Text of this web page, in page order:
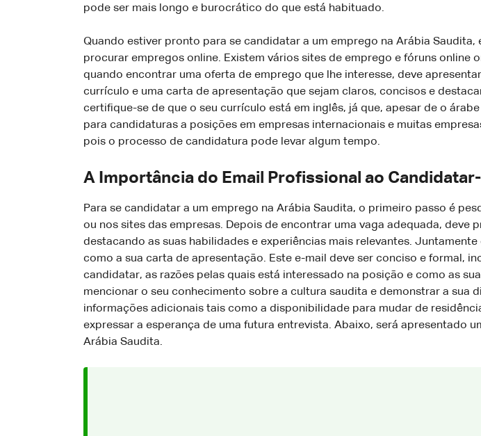
pode ser mais longo e burocrático do que está habituado.
Quando estiver pronto para se candidatar a um emprego na Arábia
procurar empregos online. Existem vários sites de emprego e fóruns
quando encontrar uma oferta de emprego que lhe interesse, deve
currículo e uma carta de apresentação que sejam claros, concisos e
certifique-se de que o seu currículo está em inglês, já que, apesar de o
para candidaturas a posições em empresas internacionais e muitas
pois o processo de candidatura pode levar algum tempo.
A Importância do Email Profissional ao
Para se candidatar a um emprego na Arábia Saudita, o primeiro passo é
ou nos sites das empresas. Depois de encontrar uma vaga adequada,
destacando as suas habilidades e experiências mais relevantes.
como a sua carta de apresentação. Este e-mail deve ser conciso e formal,
candidatar, as razões pelas quais está interessado na posição e como as
mencionar o seu conhecimento sobre a cultura saudita e demonstrar a sua
informações adicionais tais como a disponibilidade para mudar de
expressar a esperança de uma futura entrevista. Abaixo, será apresentado
Arábia Saudita.